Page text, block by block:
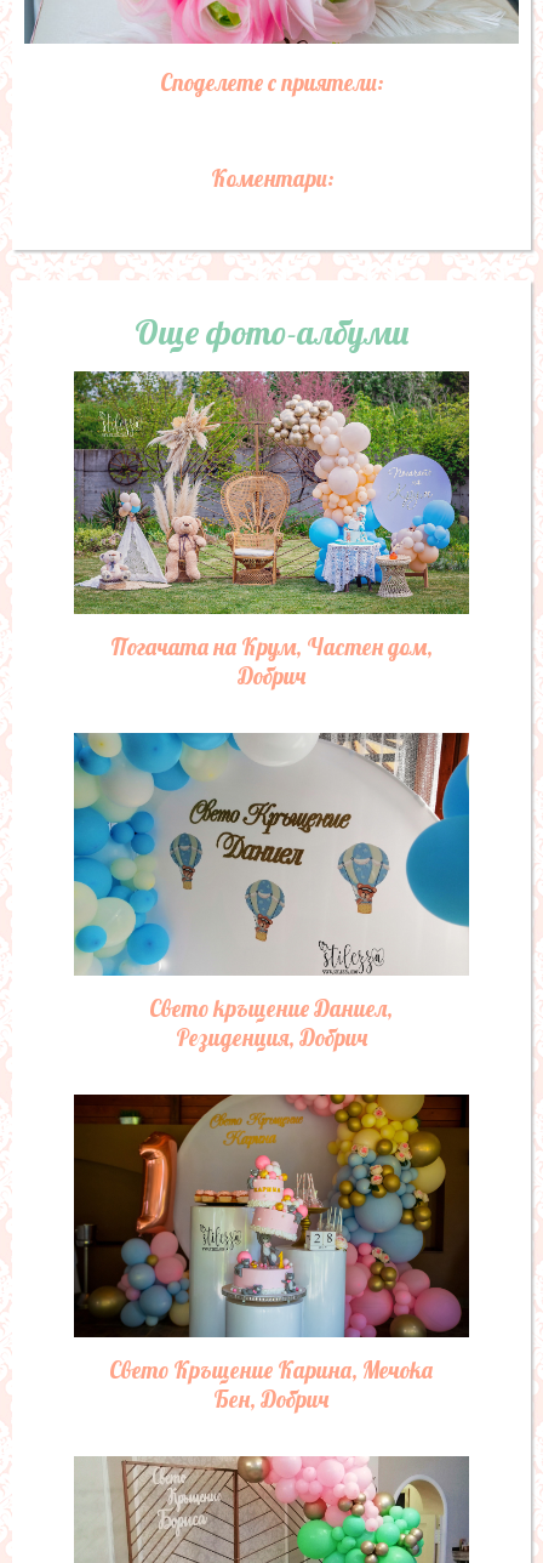
Споделете с приятели:
Коментари:
Още фото-албуми
Погачата на Крум, Частен дом,
Добрич
Свето кръщение Даниел,
Резиденция, Добрич
Свето Кръщение Карина, Мечока
Бен, Добрич